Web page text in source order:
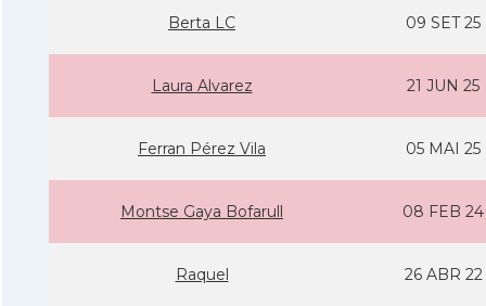
Berta LC 09 SET 25
Laura Alvarez 21 JUN 25
Ferran Pérez Vila 05 MAI 25
Montse Gaya Bofarull 08 FEB 24
Raquel 26 ABR 22